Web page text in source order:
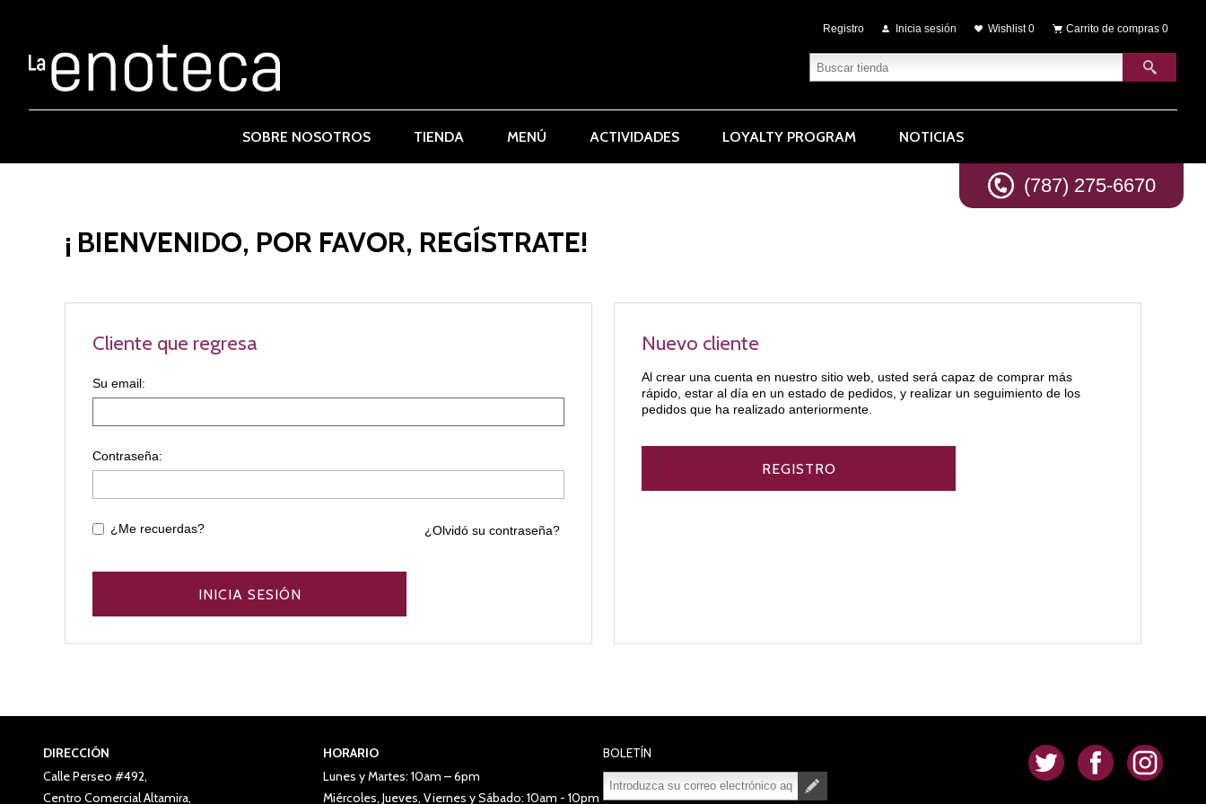
Registro Inicia sesión Wishlist 0 Carrito de compras 0
(787) 275-6670
SOBRE NOSOTROS TIENDA MENÚ ACTIVIDADES LOYALTY PROGRAM NOTICIAS
¡ BIENVENIDO, POR FAVOR, REGÍSTRATE!
Nuevo cliente
Al crear una cuenta en nuestro sitio web, usted será capaz de comprar más
rápido, estar al día en un estado de pedidos, y realizar un seguimiento de los
pedidos que ha realizado anteriormente.
Cliente que regresa
Contraseña:
¿Me recuerdas? ¿Olvidó su contraseña?
DIRECCIÓN
Calle Perseo #492,
Centro Comercial Altamira,
HORARIO
Lunes y Martes: 10am – 6pm
Miércoles, Jueves, Viernes y Sábado: 10am - 10pm
BOLETÍN . . .